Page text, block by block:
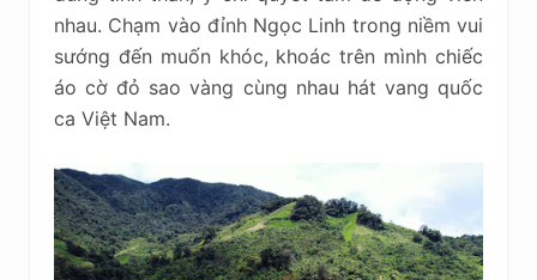
nhau. Chạm vào đỉnh Ngọc Linh trong niềm vui
sướng đến muốn khóc, khoác trên mình chiếc
áo cờ đỏ sao vàng cùng nhau hát vang quốc
ca Việt Nam.